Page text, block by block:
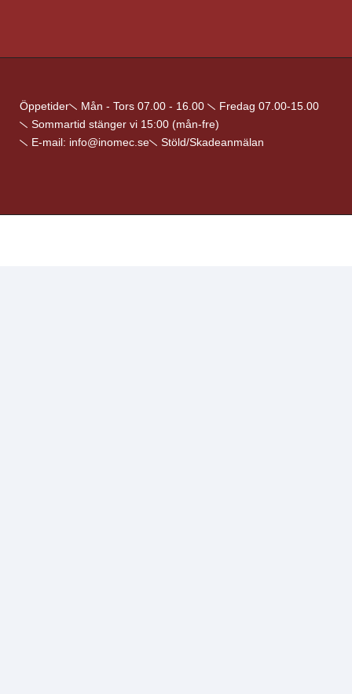
Öppetider Mån - Tors 07.00 - 16.00
Fredag 07.00-15.00
Sommartid stänger vi 15:00 (mån-fre)
E-mail: info@inomec.se
Stöld/Skadeanmälan